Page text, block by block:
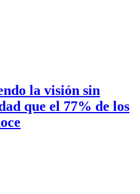
la visión sin
que el 77% de los